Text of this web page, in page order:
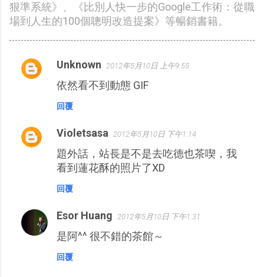
狠準系統》、《比別人快一步的Google工作術：從職
場到人生的100個聰明改造提案》等暢銷書籍。
留
Unknown 2012年5月10日 上午9:55
依然看不到動態 GIF
回覆
Violetsasa 2012年5月10日 下午1:14
題外話，站長是不是去吃德也茶喫，我
看到蓮花酥的照片了XD
回覆
Esor Huang 2012年5月10日 下午1:31
是阿^^ 很不錯的茶館～
回覆